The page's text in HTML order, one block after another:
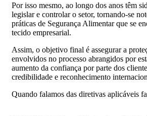
Por isso mesmo, ao longo dos anos têm
legislar e controlar o setor, tornando-se
práticas de Segurança Alimentar que se
tecido empresarial.
Assim, o objetivo final é assegurar a
envolvidos no processo abrangidos por
aumento da confiança por parte dos
credibilidade e reconhecimento
Quando falamos das diretivas aplicáveis